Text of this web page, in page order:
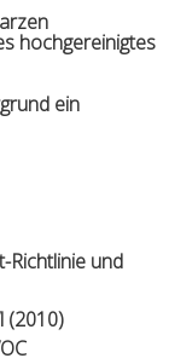
hochgereinigtes
ein
Richtlinie und
(2010)